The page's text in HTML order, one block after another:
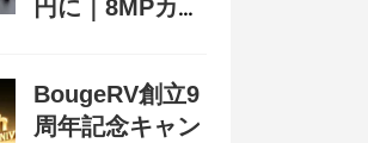
円に｜8MPカメ
ン配布中
BougeRV創立9
周年記念キャン